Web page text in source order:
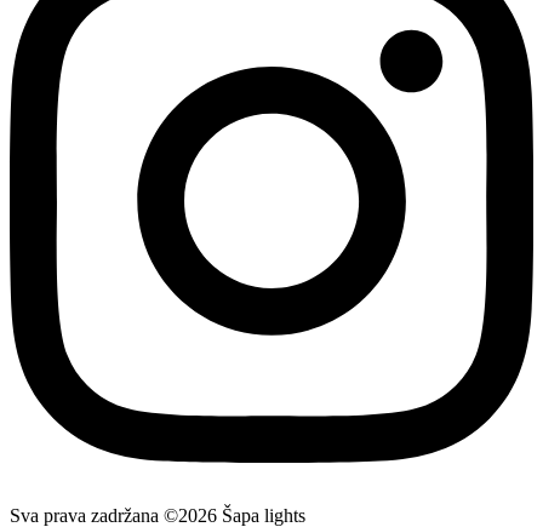
Sva prava zadržana ©2026 Šapa lights